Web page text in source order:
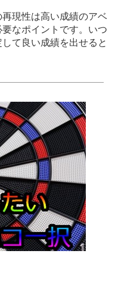
現性は高い成績のアベ
なポイントです。いつ
て良い成績を出せると